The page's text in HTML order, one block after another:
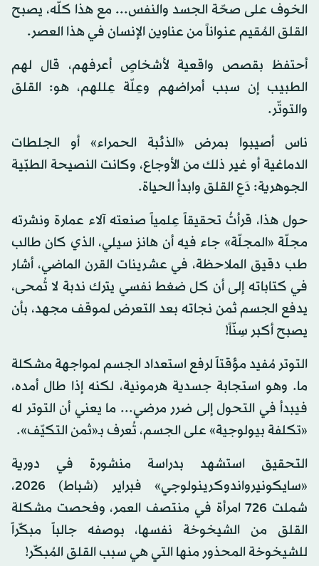
الخوف على صحّة الجسد والنفس... مع هذا كلّه، يصبح
القلق المُقيم عنواناً من عناوين الإنسان في هذا العصر.
أحتفظ بقصص واقعية لأشخاصٍ أعرفهم، قال لهم
الطبيب إن سبب أمراضهم وعِلّة عِللهم، هو: القلق
والتوتّر.
ناس أصيبوا بمرض «الذئبة الحمراء» أو الجلطات
الدماغية أو غير ذلك من الأوجاع، وكانت النصيحة الطبّية
الجوهرية: دَعِ القلق وابدأ الحياة.
حول هذا، قرأتُ تحقيقاً عِلمياً صنعته آلاء عمارة ونشرته
مجلّة «المجلّة» جاء فيه أن هانز سيلي، الذي كان طالب
طب دقيق الملاحظة، في عشرينات القرن الماضي، أشار
في كتاباته إلى أن كل ضغط نفسي يترك ندبة لا تُمحى،
يدفع الجسم ثمن نجاته بعد التعرض لموقف مجهد، بأن
يصبح أكبر سِنّاً!
التوتر مُفيد مؤقتاً لرفع استعداد الجسم لمواجهة مشكلة
ما. وهو استجابة جسدية هرمونية، لكنه إذا طال أمده،
فيبدأ في التحول إلى ضرر مرضي... ما يعني أن التوتر له
«تكلفة بيولوجية» على الجسم، تُعرف بـ«ثمن التكيّف».
التحقيق استشهد بدراسة منشورة في دورية
«سايكونيرواندوكرينولوجي» فبراير (شباط) 2026،
شملت 726 امرأة في منتصف العمر، وفحصت مشكلة
القلق من الشيخوخة نفسها، بوصفه جالباً مبكّراً
للشيخوخة المحذور منها التي هي سبب القلق المُبكّر!